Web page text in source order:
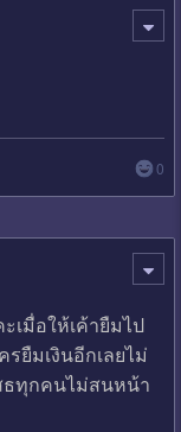
0
เมื่อให้เค้ายืมไป
ยืมเงินอีกเลยไม่
ธทุกคนไม่สนหน้า